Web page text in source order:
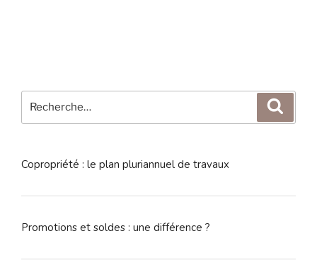
pour
Copropriété : le plan pluriannuel de travaux
Promotions et soldes : une différence ?